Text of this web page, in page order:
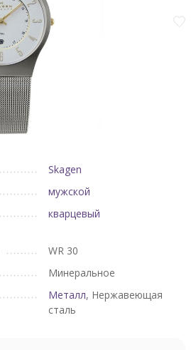
Skagen
мужской
кварцевый
WR 30
Минеральное
Металл, Нержавеющая
сталь